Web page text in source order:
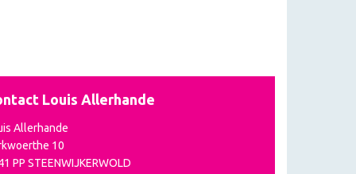
Louis Allerhande
Allerhande
10
PP STEENWIJKERWOLD